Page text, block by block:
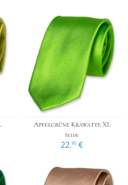
Apfelgrüne Krawatte XL
Seide
22.95 €